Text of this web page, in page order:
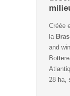
Créée
la
and
28 ha,